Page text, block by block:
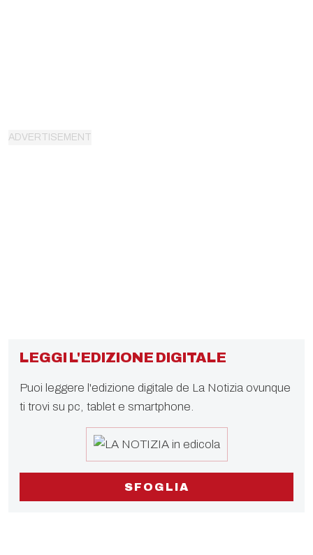
LEGGI L'EDIZIONE DIGITALE
Puoi leggere l'edizione digitale de La Notizia ovunque
ti trovi su pc, tablet e smartphone.
SFOGLIA